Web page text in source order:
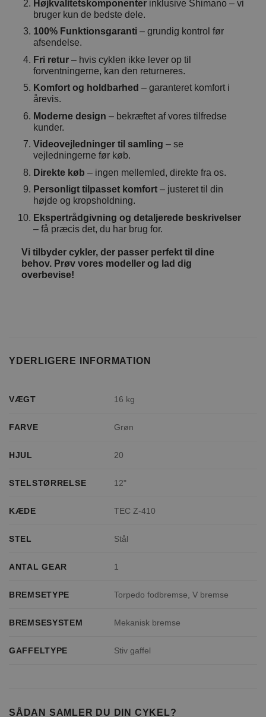
Højkvalitetskomponenter inklusive Shimano – vi
bruger kun de bedste dele.
100% Funktionsgaranti – grundig kontrol før
afsendelse.
Fri retur – hvis cyklen ikke lever op til
forventningerne, kan den returneres.
Komfort og holdbarhed – garanteret komfort i
årevis.
Moderne design – bekræftet af vores tilfredse
kunder.
Videovejledninger til samling – se
vejledningerne før køb.
Direkte køb – ingen mellemled, direkte fra os.
Personligt tilpasset komfort – justeret til din
højde og kropsholdning.
Ekspertrådgivning og detaljerede beskrivelser
– få præcis det, du har brug for.
Vi tilbyder cykler, der passer perfekt til dine
behov. Prøv vores modeller og lad dig
overbevise!
YDERLIGERE INFORMATION
VÆGT 16 kg
FARVE Grøn
HJUL 20
STELSTØRRELSE 12"
KÆDE TEC Z-410
STEL Stål
ANTAL GEAR 1
BREMSETYPE Torpedo fodbremse, V bremse
BREMSESYSTEM Mekanisk bremse
GAFFELTYPE Stiv gaffel
SÅDAN SAMLER DU DIN CYKEL?